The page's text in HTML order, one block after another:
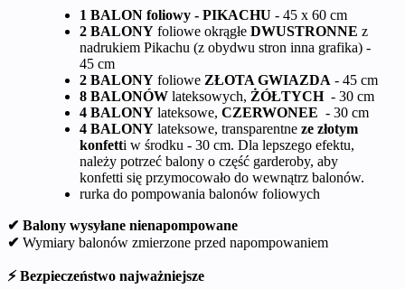
1 BALON foliowy - PIKACHU - 45 x 60 cm
2 BALONY foliowe okrągłe DWUSTRONNE z
nadrukiem Pikachu (z obydwu stron inna grafika) -
45 cm
2 BALONY foliowe ZŁOTA GWIAZDA - 45 cm
8 BALONÓW lateksowych, ŻÓŁTYCH - 30 cm
4 BALONY lateksowe, CZERWONEE - 30 cm
4 BALONY lateksowe, transparentne ze złotym
konfetti w środku - 30 cm. Dla lepszego efektu,
należy potrzeć balony o część garderoby, aby
konfetti się przymocowało do wewnątrz balonów.
rurka do pompowania balonów foliowych
✔ Balony wysyłane nienapompowane
✔ Wymiary balonów zmierzone przed napompowaniem
⚡ Bezpieczeństwo najważniejsze